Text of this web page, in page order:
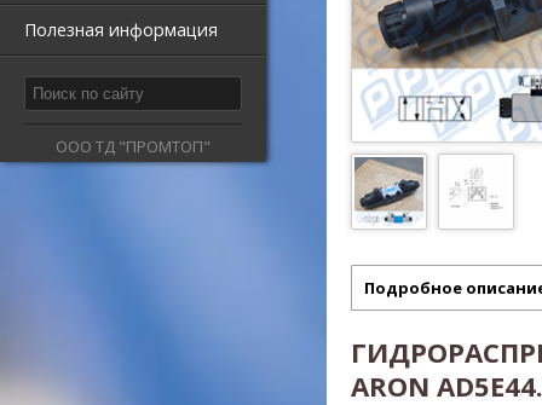
Полезная информация
ООО ТД "ПРОМТОП"
Подробное
ARON